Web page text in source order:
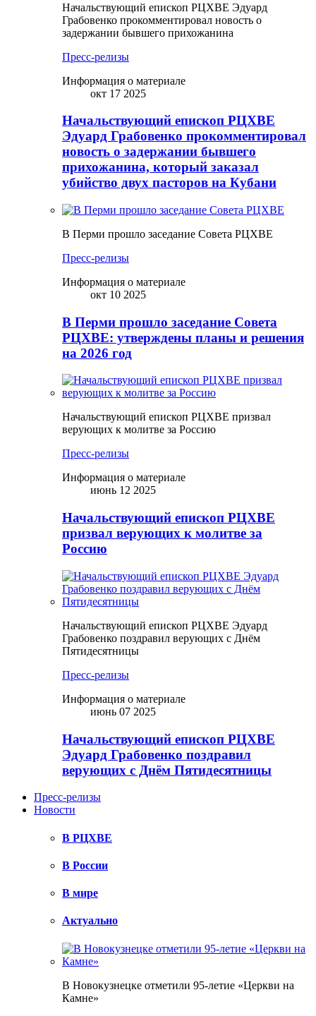
Начальствующий епископ РЦХВЕ Эдуард
Грабовенко прокомментировал новость о
задержании бывшего прихожанина
Пресс-релизы
Информация о материале
окт 17 2025
Начальствующий епископ РЦХВЕ
Эдуард Грабовенко прокомментировал
новость о задержании бывшего
прихожанина, который заказал
убийство двух пасторов на Кубани
В Перми прошло заседание Совета РЦХВЕ
Пресс-релизы
Информация о материале
окт 10 2025
В Перми прошло заседание Совета
РЦХВЕ: утверждены планы и решения
на 2026 год
Начальствующий епископ РЦХВЕ призвал
верующих к молитве за Россию
Пресс-релизы
Информация о материале
июнь 12 2025
Начальствующий епископ РЦХВЕ
призвал верующих к молитве за
Россию
Начальствующий епископ РЦХВЕ Эдуард
Грабовенко поздравил верующих с Днём
Пятидесятницы
Пресс-релизы
Информация о материале
июнь 07 2025
Начальствующий епископ РЦХВЕ
Эдуард Грабовенко поздравил
верующих с Днём Пятидесятницы
Пресс-релизы
Новости
В РЦХВЕ
В России
В мире
Актуально
В Новокузнецке отметили 95-летие «Церкви на
Камне»